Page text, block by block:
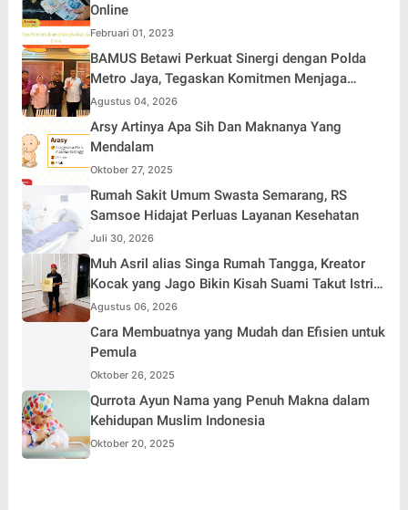
Online
Februari 01, 2023
BAMUS Betawi Perkuat Sinergi dengan Polda
Metro Jaya, Tegaskan Komitmen Menjaga
Jakarta Aman, Damai, dan Kondusif Jelang HUT
ke-81 Republik Indonesia
Agustus 04, 2026
Arsy Artinya Apa Sih Dan Maknanya Yang
Mendalam
Oktober 27, 2025
Rumah Sakit Umum Swasta Semarang, RS
Samsoe Hidajat Perluas Layanan Kesehatan
Juli 30, 2026
Muh Asril alias Singa Rumah Tangga, Kreator
Kocak yang Jago Bikin Kisah Suami Takut Istri
Jadi Hiburan
Agustus 06, 2026
Cara Membuatnya yang Mudah dan Efisien untuk
Pemula
Oktober 26, 2025
Qurrota Ayun Nama yang Penuh Makna dalam
Kehidupan Muslim Indonesia
Oktober 20, 2025